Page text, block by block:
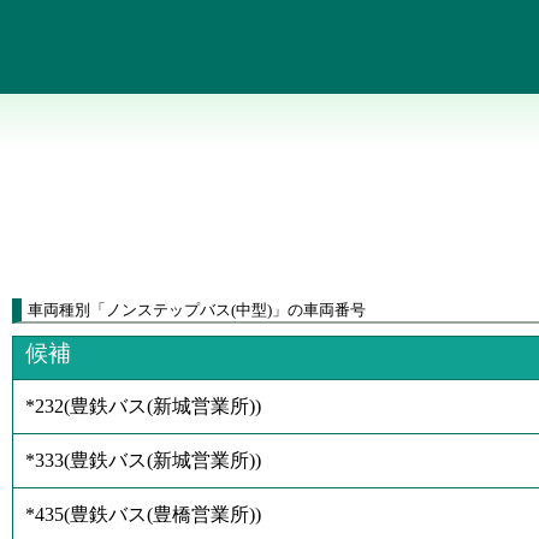
車両種別 「 ノンステップバス(中型) 」 の車両番号
候補
*232(豊鉄バス(新城営業所))
*333(豊鉄バス(新城営業所))
*435(豊鉄バス(豊橋営業所))